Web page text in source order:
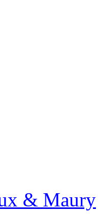
& Maury